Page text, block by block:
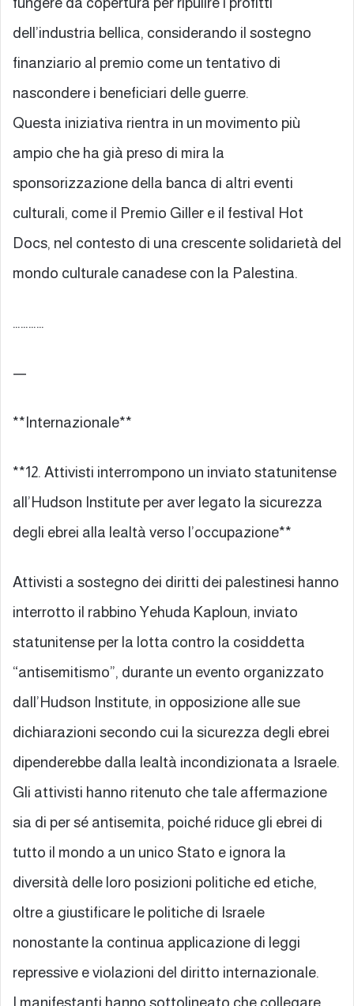
dell’industria bellica, considerando il sostegno
finanziario al premio come un tentativo di
nascondere i beneficiari delle guerre.
Questa iniziativa rientra in un movimento più
ampio che ha già preso di mira la
sponsorizzazione della banca di altri eventi
culturali, come il Premio Giller e il festival Hot
Docs, nel contesto di una crescente solidarietà del
mondo culturale canadese con la Palestina.
…………
—
**Internazionale**
**12. Attivisti interrompono un inviato statunitense
all’Hudson Institute per aver legato la sicurezza
degli ebrei alla lealtà verso l’occupazione**
Attivisti a sostegno dei diritti dei palestinesi hanno
interrotto il rabbino Yehuda Kaploun, inviato
statunitense per la lotta contro la cosiddetta
“antisemitismo”, durante un evento organizzato
dall’Hudson Institute, in opposizione alle sue
dichiarazioni secondo cui la sicurezza degli ebrei
dipenderebbe dalla lealtà incondizionata a Israele.
Gli attivisti hanno ritenuto che tale affermazione
sia di per sé antisemita, poiché riduce gli ebrei di
tutto il mondo a un unico Stato e ignora la
diversità delle loro posizioni politiche ed etiche,
oltre a giustificare le politiche di Israele
nonostante la continua applicazione di leggi
repressive e violazioni del diritto internazionale.
I manifestanti hanno sottolineato che collegare